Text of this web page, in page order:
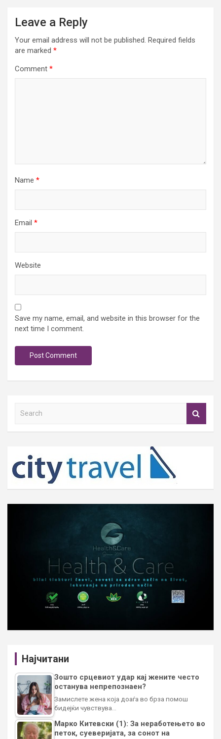
Leave a Reply
Your email address will not be published. Required fields
are marked *
Comment *
Name *
Email *
Website
Save my name, email, and website in this browser for the
next time I comment.
h
Најчитани
Зошто срцевиот удар кај жените често
останува непрепознаен?
Замислете жена која доаѓа во брза помош
бидејќи чувствува…
Марко Китевски (1): За неработењето во
петок, суеверијата, за сонот на